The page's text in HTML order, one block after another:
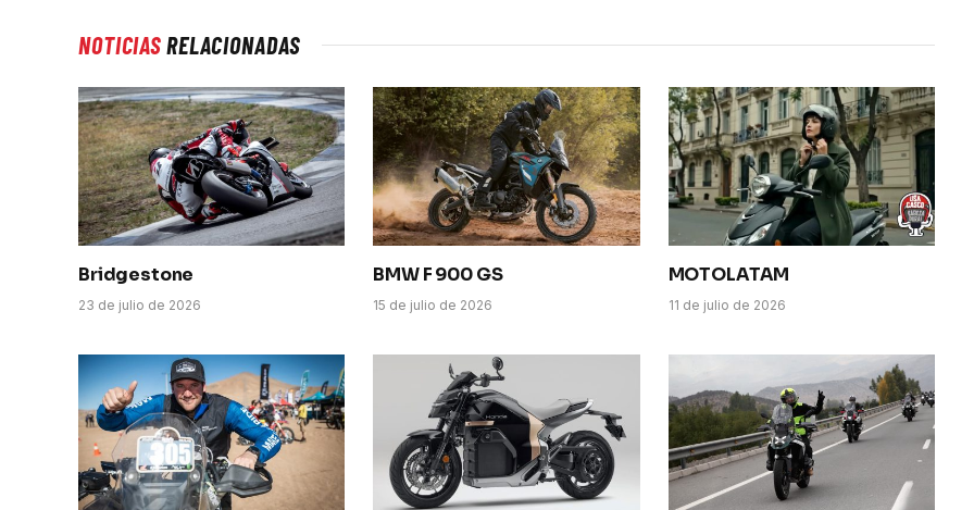
NOTICIASRELACIONADAS
Bridgestone
23 de julio de 2026
BMW F 900 GS
15 de julio de 2026
MOTOLATAM
11 de julio de 2026